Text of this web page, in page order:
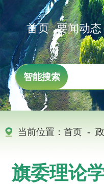
首页 要闻动态
智能搜索
当前位置： 首页 -
旗委理论